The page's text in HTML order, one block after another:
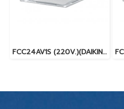
FCC24AV1S (220V.)(DAIKIN SKYAIR) รุ่นฝังในฝ้ากระจายลม 8 ทิศทาง FIXED SPEED น้ำยา R32 พร้อมบริการติดตั้ง